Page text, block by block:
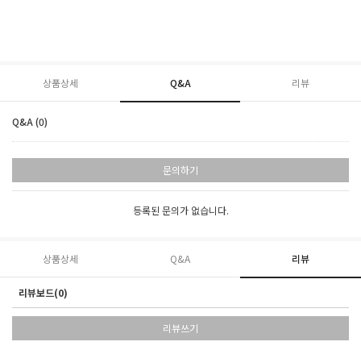
상품상세 Q&A 리뷰
Q&A (0)
문의하기
등록된 문의가 없습니다.
상품상세 Q&A 리뷰
리뷰보드(0)
리뷰쓰기